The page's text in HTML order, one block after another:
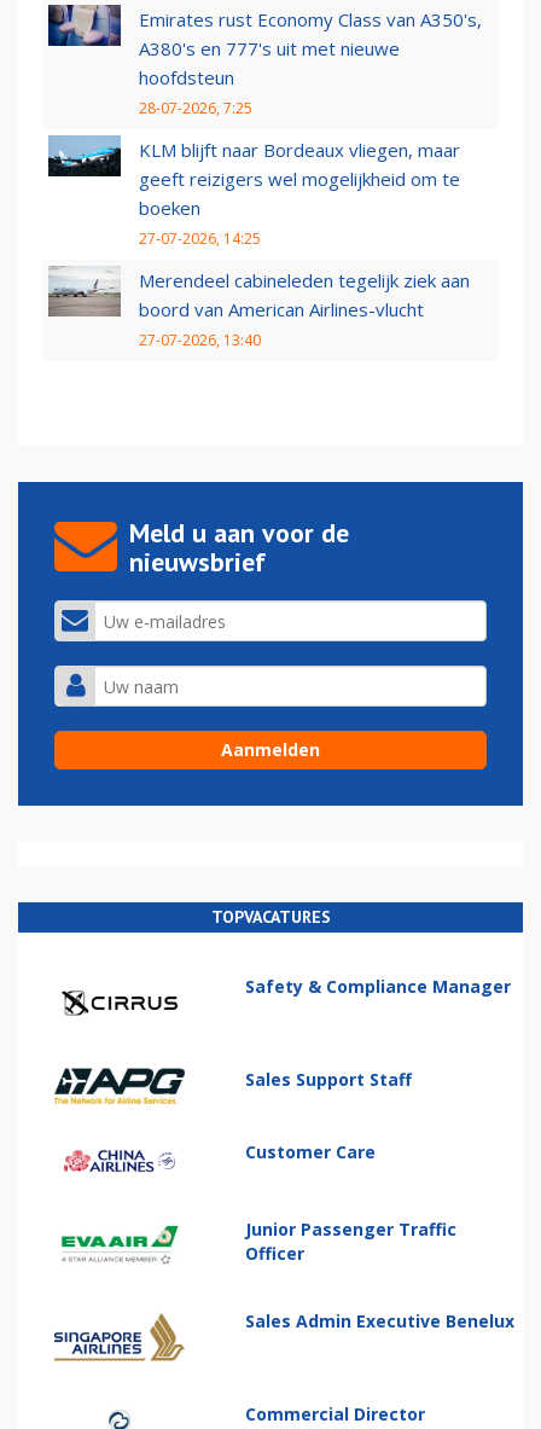
Emirates rust Economy Class van A350's,
A380's en 777's uit met nieuwe
hoofdsteun
28-07-2026, 7:25
KLM blijft naar Bordeaux vliegen, maar
geeft reizigers wel mogelijkheid om te
boeken
27-07-2026, 14:25
Merendeel cabineleden tegelijk ziek aan
boord van American Airlines-vlucht
27-07-2026, 13:40
Meld u aan voor de
nieuwsbrief
TOPVACATURES
Safety & Compliance Manager
Sales Support Staff
Customer Care
Junior Passenger Traffic
Officer
Sales Admin Executive Benelux
Commercial Director